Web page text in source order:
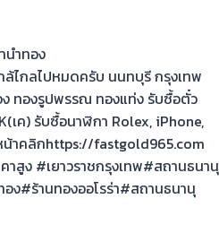
นำทอง
ไกลไปหมดครับ นนทบุรี กรุงเทพ
ทองรูปพรรณ ทองแท่ง รับซื้อตั๋ว
เค) รับซื้อนาฬิกา Rolex, iPhone,
น้าคลิกhttps://fastgold965.com
สูง #เยาวราชกรุงเทพ#สถานธนานุ
ง#ร้านทองออโรร่า#สถานธนานุ